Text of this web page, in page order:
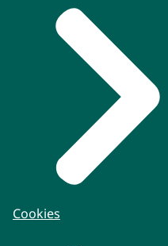
Cookies